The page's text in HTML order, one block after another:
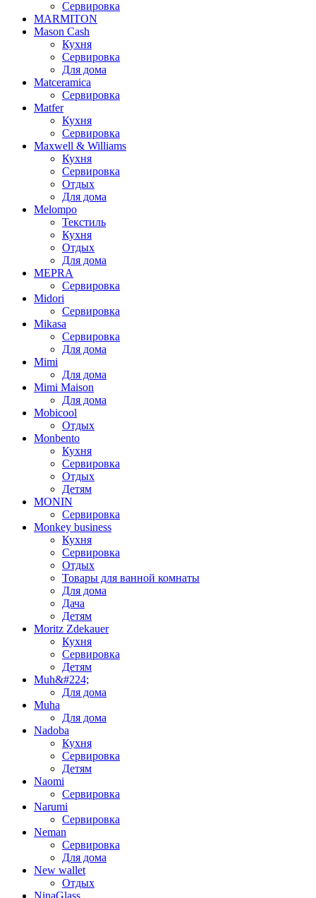
Сервировка
MARMITON
Mason Cash
Кухня
Сервировка
Для дома
Matceramica
Сервировка
Matfer
Кухня
Сервировка
Maxwell & Williams
Кухня
Сервировка
Отдых
Для дома
Melompo
Текстиль
Кухня
Отдых
Для дома
MEPRA
Сервировка
Midori
Сервировка
Mikasa
Сервировка
Для дома
Mimi
Для дома
Mimi Maison
Для дома
Mobicool
Отдых
Monbento
Кухня
Сервировка
Отдых
Детям
MONIN
Сервировка
Monkey business
Кухня
Сервировка
Отдых
Товары для ванной комнаты
Для дома
Дача
Детям
Moritz Zdekauer
Кухня
Сервировка
Детям
Muh&#224;
Для дома
Muha
Для дома
Nadoba
Кухня
Сервировка
Детям
Naomi
Сервировка
Narumi
Сервировка
Neman
Сервировка
Для дома
New wallet
Отдых